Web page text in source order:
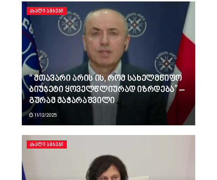
ᲐᲮᲐᲚᲘ ᲐᲛᲑᲔᲑᲘ
“ მთავარი არის ის, რომ სახელმწიფო
ბიუჯეტი ყოველწლიურად იზრდება” –
გურამ მაჭარაშვილი
11/12/2025
ᲐᲮᲐᲚᲘ ᲐᲛᲑᲔᲑᲘ